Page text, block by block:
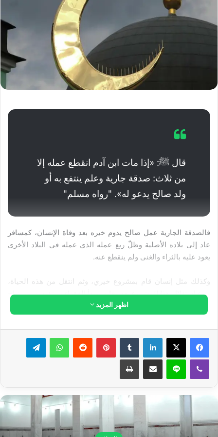
قال ﷺ: «إذا مات ابن آدم انقطع عمله إلا
من ثلاث: صدقة جارية وعلم ينتفع به أو
ولد صالح يدعو له». "رواه مسلم"
فالصدقة الجارية عمل صالح يدوم خيره بعد وفاة الإنسان، كمسافر
عاد إلى بلاده الأصلية وظلّ ريع عمله الذي عمله في البلاد الأخرى
يعود عليه بالثراء والغنى ولم ينقطع عنه.
وكذلك مثل إنسان قام بمشروع خيري، وثم انتقل من هذه الحياة،
وبدء استغلال هذا المشروع بعد وفاته، وبدأ الفقراء يستفيدون من نتاج
هذا المشروع الخيّر، وظلَّ الأجر والثواب يتوارد على ذلك الإنسان
بسبب هذا المشروع الجاري وبسبب استفادة الفقراء والمساكين،
فهو يتساءل من أين لي هذه الخيرات ولم أعملها؟
فيقال له: بلى إنها ريع عملك.
أو كمسجد أسّسه وبدأت تُتلى فيه الدروس الدينية وتُقام الصلوات
والذكر، ويستفيد الناس بهذا المسجد ويتقرّبون إلى الله، فيعود على
مقالات ذات صلة
اظهر المزيد
لينكدإن بينتيريست واتساب تيلقرام
ڤايبر لاين مشاركة عبر البريد طباعة